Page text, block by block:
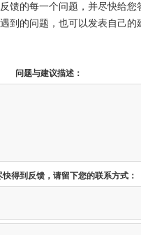
馈的每一个问题，并尽快给您
到的问题，也可以发表自己的
问题与建议描述：
快得到反馈，请留下您的联系方式：